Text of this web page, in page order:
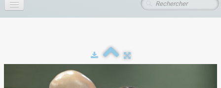
Actualités
Publications